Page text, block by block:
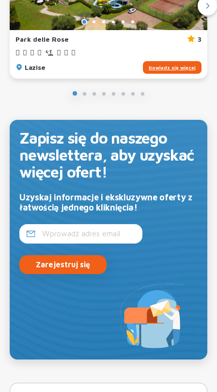
Park delle Rose 3
Lazise Dowiedz się więcej
Zapisz się do naszego
newslettera, aby uzyskać
więcej ofert!
Uzyskaj informacje i ekskluzywne oferty z
łatwością jednego kliknięcia!
Zarejestruj się